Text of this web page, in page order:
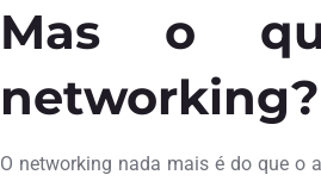
Mas o
networking?
O networking nada mais é do que o